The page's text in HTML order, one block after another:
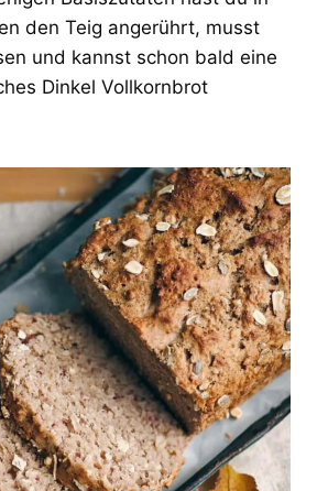
den Teig angerührt, musst
und kannst schon bald eine
Dinkel Vollkornbrot